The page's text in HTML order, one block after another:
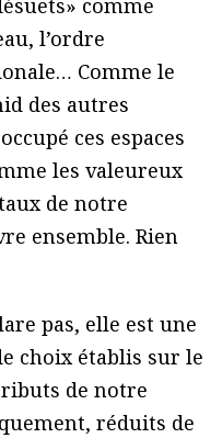
l’ordre
Comme le
des autres
ces espaces
les valeureux
de notre
ensemble. Rien
pas, elle est une
choix établis sur le
de notre
réduits de